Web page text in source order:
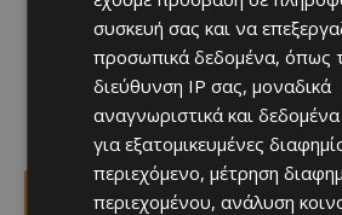
X
συσκευή σας και να
προσωπικά δεδομένα, όπως
διεύθυνση IP σας, μοναδικά
αναγνωριστικά και
για εξατομικευμένες
περιεχόμενο, μέτρηση
περιεχομένου, ανάλυση